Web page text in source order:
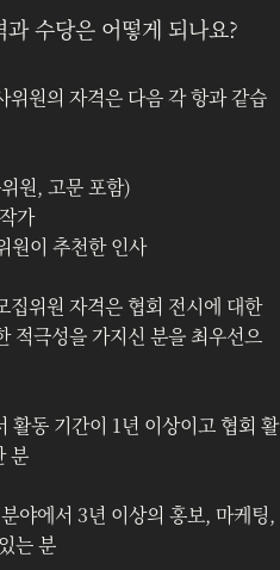
수당은 어떻게 되나요?
위원의 자격은 다음 각 항과 같습
가
원이 추천한 인사
집위원 자격은 협회 전시에 대한
적극성을 가지신 분을 최우선으
활동 기간이 1년 이상이고 협회 활
분
야에서 3년 이상의 홍보, 마케팅,
는 분